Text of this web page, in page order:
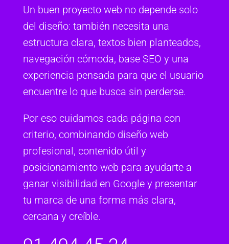
Un buen proyecto web no depende solo
del diseño: también necesita una
estructura clara, textos bien planteados,
navegación cómoda, base SEO y una
experiencia pensada para que el usuario
encuentre lo que busca sin perderse.
Por eso cuidamos cada página con
criterio, combinando diseño web
profesional, contenido útil y
posicionamiento web para ayudarte a
ganar visibilidad en Google y presentar
tu marca de una forma más clara,
cercana y creíble.